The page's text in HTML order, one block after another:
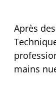
Après
mains